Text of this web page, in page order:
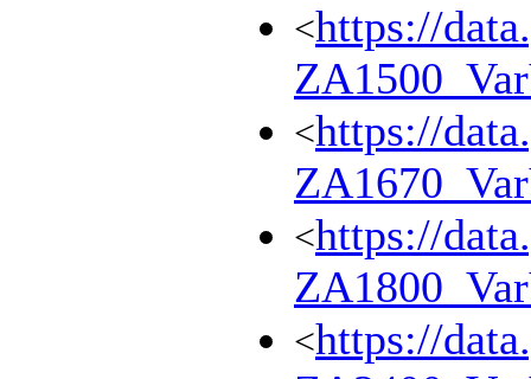
<https://
<https://
<https://
<https://